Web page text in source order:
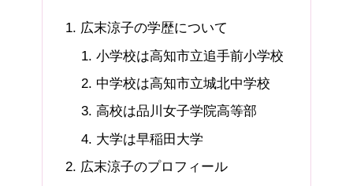
広末涼子の学歴について
小学校は高知市立追手前小学校
中学校は高知市立城北中学校
高校は品川女子学院高等部
大学は早稲田大学
広末涼子のプロフィール